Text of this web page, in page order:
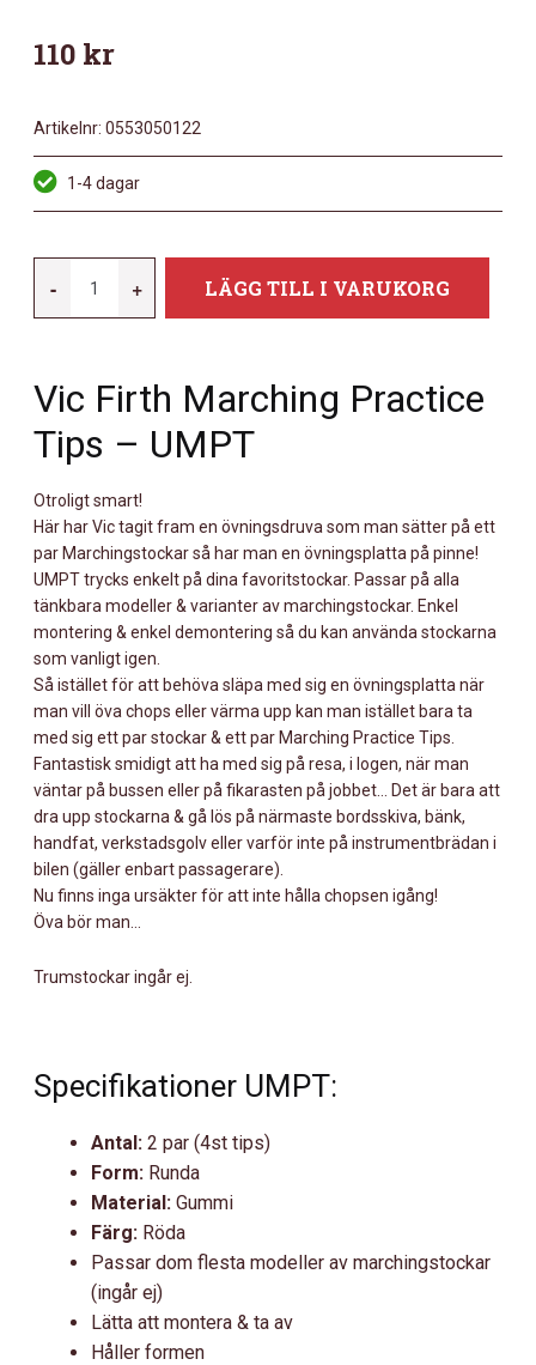
110 kr
Artikelnr: 0553050122
1-4 dagar
- + LÄGG TILL I VARUKORG
Vic Firth Marching Practice
Tips – UMPT
Otroligt smart!
Här har Vic tagit fram en övningsdruva som man sätter på ett
par Marchingstockar så har man en övningsplatta på pinne!
UMPT trycks enkelt på dina favoritstockar. Passar på alla
tänkbara modeller & varianter av marchingstockar. Enkel
montering & enkel demontering så du kan använda stockarna
som vanligt igen.
Så istället för att behöva släpa med sig en övningsplatta när
man vill öva chops eller värma upp kan man istället bara ta
med sig ett par stockar & ett par Marching Practice Tips.
Fantastisk smidigt att ha med sig på resa, i logen, när man
väntar på bussen eller på fikarasten på jobbet… Det är bara att
dra upp stockarna & gå lös på närmaste bordsskiva, bänk,
handfat, verkstadsgolv eller varför inte på instrumentbrädan i
bilen (gäller enbart passagerare).
Nu finns inga ursäkter för att inte hålla chopsen igång!
Öva bör man…
Trumstockar ingår ej.
Specifikationer UMPT:
Antal: 2 par (4st tips)
Form: Runda
Material: Gummi
Färg: Röda
Passar dom flesta modeller av marchingstockar
(ingår ej)
Lätta att montera & ta av
Håller formen